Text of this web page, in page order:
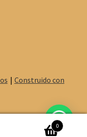
Construido con
0